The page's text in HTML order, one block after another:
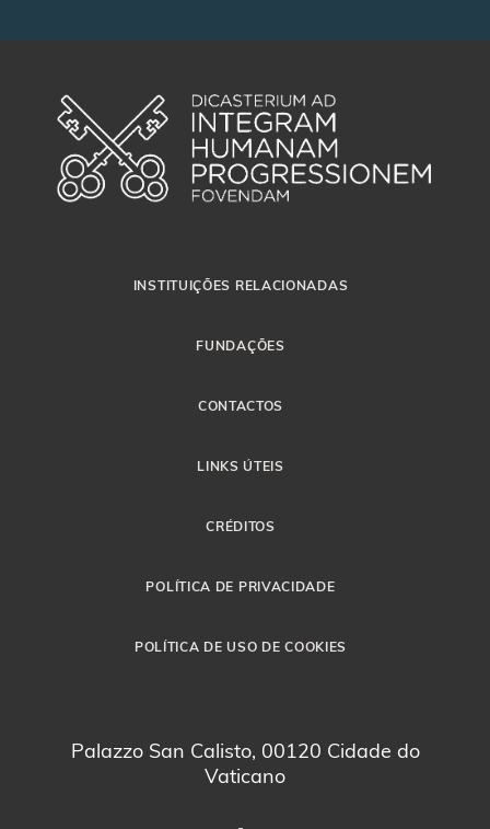
INSTITUIÇÕES RELACIONADAS
FUNDAÇÕES
CONTACTOS
LINKS ÚTEIS
CRÉDITOS
POLÍTICA DE PRIVACIDADE
POLÍTICA DE USO DE COOKIES
Palazzo San Calisto, 00120 Cidade do
Vaticano